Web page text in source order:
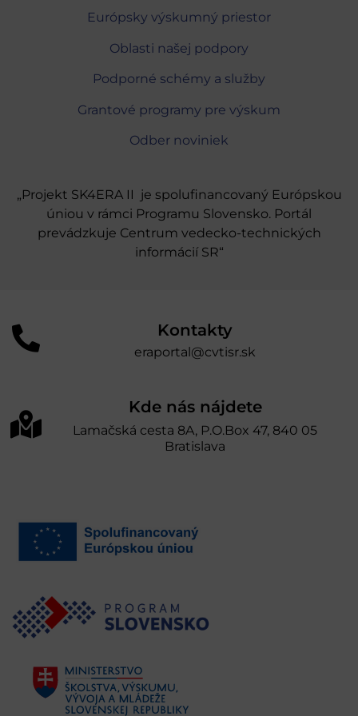
Európsky výskumný priestor
Oblasti našej podpory
Podporné schémy a služby
Grantové programy pre výskum
Odber noviniek
„Projekt SK4ERA II je spolufinancovaný Európskou
úniou v rámci Programu Slovensko. Portál
prevádzkuje Centrum vedecko-technických
informácií SR“
Kontakty
eraportal@cvtisr.sk
Kde nás nájdete
Lamačská cesta 8A, P.O.Box 47, 840 05
Bratislava